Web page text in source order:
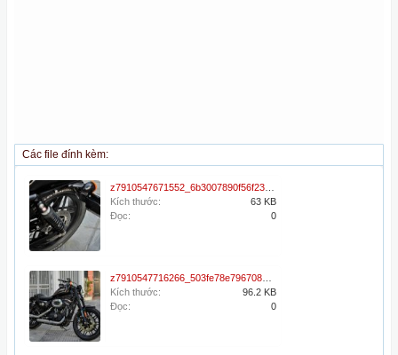
Các file đính kèm:
Kích thước:
63 KB
Đọc:
0
Kích thước:
96.2 KB
Đọc:
0